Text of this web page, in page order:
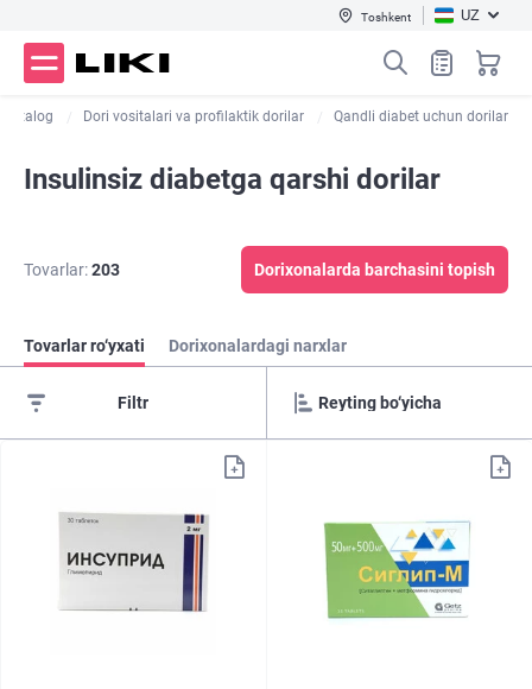
Toshkent UZ
Katalog Dori vositalari va profilaktik dorilar Qandli diabet uchun dorilar
Insulinsiz diabetga qarshi dorilar
Tovarlar:203 Dorixonalarda barchasini topish
Tovarlar ro‘yxati Dorixonalardagi narxlar
Filtr